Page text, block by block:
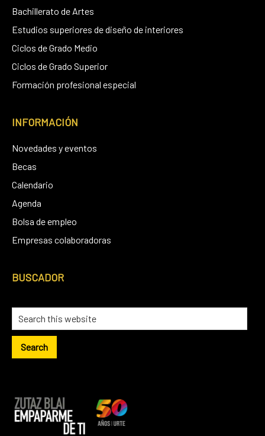
Bachillerato de Artes
Estudios superiores de diseño de interiores
Ciclos de Grado Medio
Ciclos de Grado Superior
Formación profesional especial
INFORMACIÓN
Novedades y eventos
Becas
Calendario
Agenda
Bolsa de empleo
Empresas colaboradoras
BUSCADOR
Search
this
website